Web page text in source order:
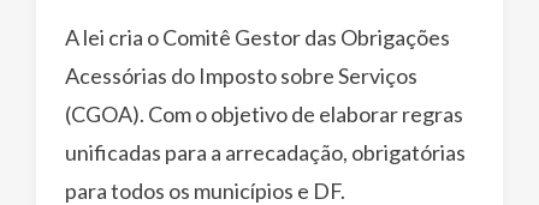
A lei cria o Comitê Gestor das Obrigações
Acessórias do Imposto sobre Serviços
(CGOA). Com o objetivo de elaborar regras
unificadas para a arrecadação, obrigatórias
para todos os municípios e DF.